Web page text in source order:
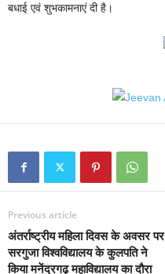
बधाई एवं शुभकामनाएं दी है।
Previous article
अंतर्राष्ट्रीय महिला दिवस के अवसर पर
सरगुजा विश्वविद्यालय के कुलपति ने
किया मनेंद्रगढ़ महाविद्यालय का दौरा